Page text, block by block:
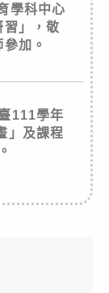
學科中心
習」，敬
加。
111學年
」及課程